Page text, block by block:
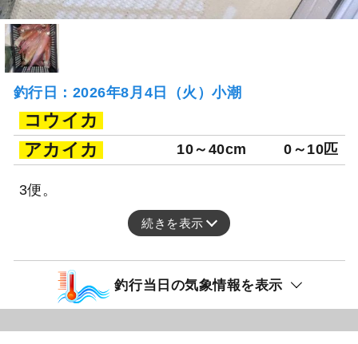
釣行日：2026年8月4日（火）小潮
コウイカ
アカイカ
10～40cm 0～10匹
3便。
続きを表示
釣行当日の気象情報を表示